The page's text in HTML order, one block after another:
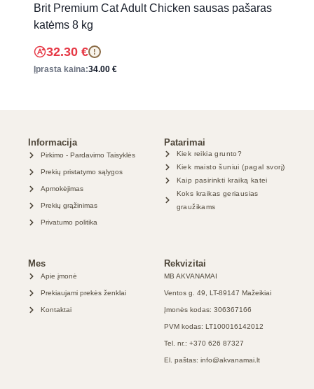
Brit Premium Cat Adult Chicken sausas pašaras
katėms 8 kg
32.30 € !
Įprasta kaina:34.00 €
Informacija
Pirkimo - Pardavimo Taisyklės
Prekių pristatymo sąlygos
Apmokėjimas
Prekių grąžinimas
Privatumo politika
Patarimai
Kiek reikia grunto?
Kiek maisto šuniui (pagal svorį)
Kaip pasirinkti kraiką katei
Koks kraikas geriausias
graužikams
Mes
Apie įmonė
Prekiaujami prekės ženklai
Kontaktai
Rekvizitai
MB AKVANAMAI
Ventos g. 49, LT-89147 Mažeikiai
Įmonės kodas: 306367166
PVM kodas: LT100016142012
Tel. nr.: +370 626 87327
El. paštas: info@akvanamai.lt